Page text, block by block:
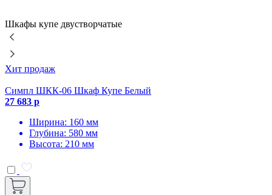
Шкафы купе двустворчатые
Хит продаж
Симпл ШКК-06 Шкаф Купе Белый
27 683 р
Ширина: 160 мм
Глубина: 580 мм
Высота: 210 мм